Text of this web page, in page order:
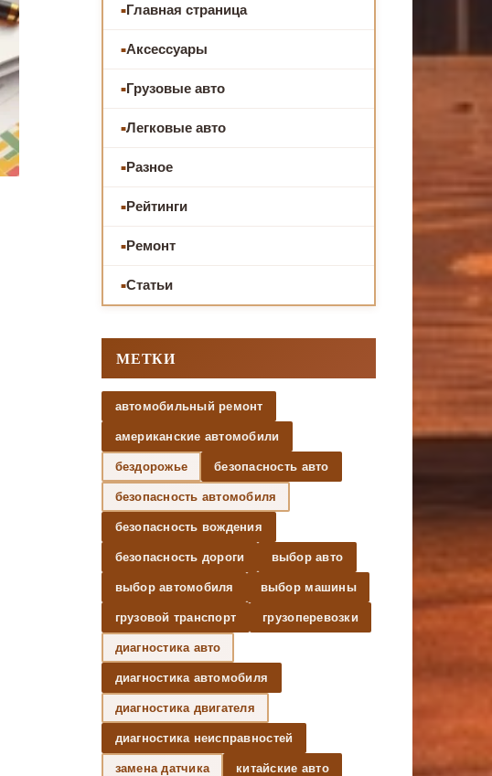
Главная страница
Аксессуары
Грузовые авто
Легковые авто
Разное
Рейтинги
Ремонт
Статьи
МЕТКИ
автомобильный ремонт
американские автомобили
бездорожье безопасность авто
безопасность автомобиля
безопасность вождения
безопасность дороги выбор авто
выбор автомобиля выбор машины
грузовой транспорт грузоперевозки
диагностика авто
диагностика автомобиля
диагностика двигателя
диагностика неисправностей
замена датчика китайские авто